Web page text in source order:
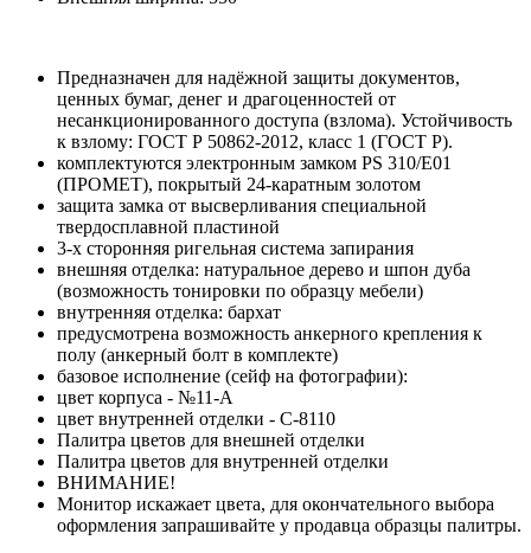
Предназначен для надёжной защиты документов,
ценных бумаг, денег и драгоценностей от
несанкционированного доступа (взлома). Устойчивость
к взлому: ГОСТ Р 50862-2012, класс 1 (ГОСТ Р).
комплектуются электронным замком PS 310/Е01
(ПРОМЕТ), покрытый 24-каратным золотом
защита замка от высверливания специальной
твердосплавной пластиной
3-х сторонняя ригельная система запирания
внешняя отделка: натуральное дерево и шпон дуба
(возможность тонировки по образцу мебели)
внутренняя отделка: бархат
предусмотрена возможность анкерного крепления к
полу (анкерный болт в комплекте)
базовое исполнение (сейф на фотографии):
цвет корпуса - №11-А
цвет внутренней отделки - С-8110
Палитра цветов для внешней отделки
Палитра цветов для внутренней отделки
ВНИМАНИЕ!
Монитор искажает цвета, для окончательного выбора
оформления запрашивайте у продавца образцы палитры.